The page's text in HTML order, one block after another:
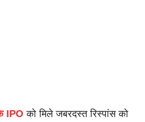
IPOको मिले जबरदस्त रिस्पांस को